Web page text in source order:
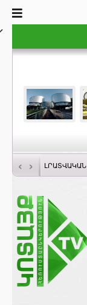
‹ › ԼՐԱՏՎԱԿԱՆ